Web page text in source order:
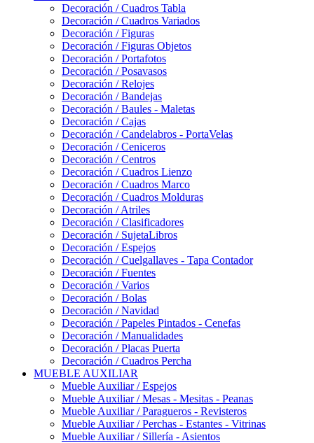
Decoración / Cuadros Tabla
Decoración / Cuadros Variados
Decoración / Figuras
Decoración / Figuras Objetos
Decoración / Portafotos
Decoración / Posavasos
Decoración / Relojes
Decoración / Bandejas
Decoración / Baules - Maletas
Decoración / Cajas
Decoración / Candelabros - PortaVelas
Decoración / Ceniceros
Decoración / Centros
Decoración / Cuadros Lienzo
Decoración / Cuadros Marco
Decoración / Cuadros Molduras
Decoración / Atriles
Decoración / Clasificadores
Decoración / SujetaLibros
Decoración / Espejos
Decoración / Cuelgallaves - Tapa Contador
Decoración / Fuentes
Decoración / Varios
Decoración / Bolas
Decoración / Navidad
Decoración / Papeles Pintados - Cenefas
Decoración / Manualidades
Decoración / Placas Puerta
Decoración / Cuadros Percha
MUEBLE AUXILIAR
Mueble Auxiliar / Espejos
Mueble Auxiliar / Mesas - Mesitas - Peanas
Mueble Auxiliar / Paragueros - Revisteros
Mueble Auxiliar / Perchas - Estantes - Vitrinas
Mueble Auxiliar / Sillería - Asientos